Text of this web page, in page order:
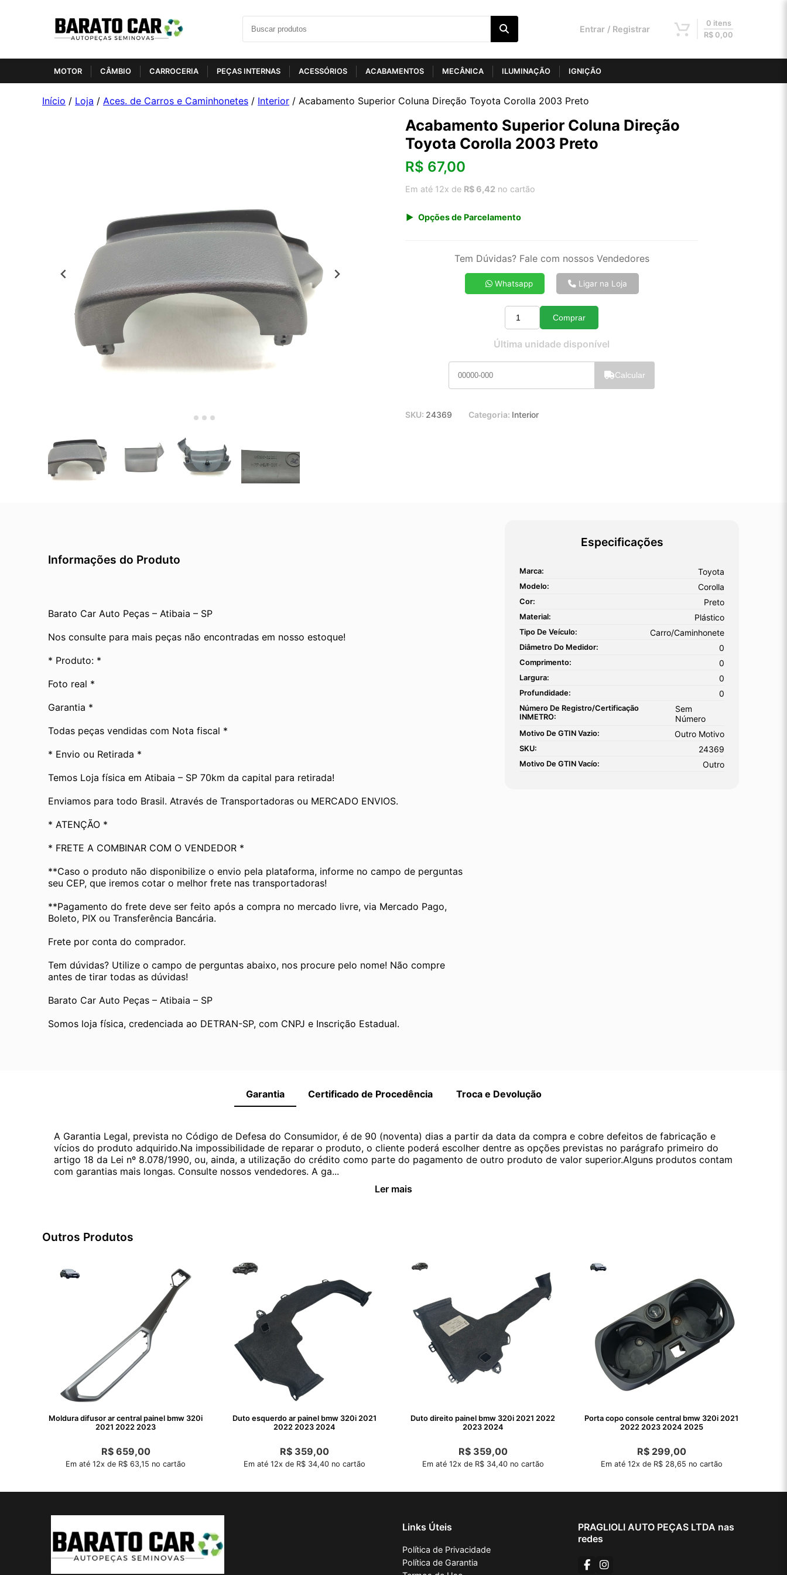
Entrar / Registrar
0 itens
R$ 0,00
MOTOR CÂMBIO CARROCERIA PEÇAS INTERNAS ACESSÓRIOS ACABAMENTOS MECÂNICA ILUMINAÇÃO IGNIÇÃO
Início / Loja / Aces. de Carros e Caminhonetes / Interior / Acabamento Superior Coluna Direção Toyota Corolla 2003 Preto
Acabamento Superior Coluna Direção
Toyota Corolla 2003 Preto
R$ 67,00
Em até 12x de R$ 6,42 no cartão
Opções de Parcelamento
8x de R$ 9,36
10x de R$ 7,59
12x de R$ 6,42
Tem Dúvidas? Fale com nossos Vendedores
Whatsapp Ligar na Loja
Quantidade
Comprar
Última unidade disponível
Calcular
SKU: 24369 Categoria: Interior
Informações do Produto
Barato Car Auto Peças – Atibaia – SP
Nos consulte para mais peças não encontradas em nosso estoque!
* Produto: *
Foto real *
Garantia *
Todas peças vendidas com Nota fiscal *
* Envio ou Retirada *
Temos Loja física em Atibaia – SP 70km da capital para retirada!
Enviamos para todo Brasil. Através de Transportadoras ou MERCADO ENVIOS.
* ATENÇÃO *
* FRETE A COMBINAR COM O VENDEDOR *
**Caso o produto não disponibilize o envio pela plataforma, informe no campo de perguntas
seu CEP, que iremos cotar o melhor frete nas transportadoras!
**Pagamento do frete deve ser feito após a compra no mercado livre, via Mercado Pago,
Boleto, PIX ou Transferência Bancária.
Frete por conta do comprador.
Tem dúvidas? Utilize o campo de perguntas abaixo, nos procure pelo nome! Não compre
antes de tirar todas as dúvidas!
Barato Car Auto Peças – Atibaia – SP
Somos loja física, credenciada ao DETRAN-SP, com CNPJ e Inscrição Estadual.
Especificações
Marca: Toyota
Modelo: Corolla
Cor: Preto
Material: Plástico
Tipo De Veículo: Carro/Caminhonete
Diâmetro Do Medidor: 0
Comprimento: 0
Largura: 0
Profundidade: 0
Número De Registro/certificação
INMETRO:
Sem
Número
Motivo De GTIN Vazio: Outro Motivo
SKU: 24369
Motivo De GTIN Vacío: Outro
Garantia Certificado de Procedência Troca e Devolução
A Garantia Legal, prevista no Código de Defesa do Consumidor, é de 90 (noventa) dias a partir da data da compra e cobre defeitos de fabricação e
vícios do produto adquirido.Na impossibilidade de reparar o produto, o cliente poderá escolher dentre as opções previstas no parágrafo primeiro do
artigo 18 da Lei nº 8.078/1990, ou, ainda, a utilização do crédito como parte do pagamento de outro produto de valor superior.Alguns produtos contam
com garantias mais longas. Consulte nossos vendedores. A ga...
Ler mais
Outros Produtos
Moldura difusor ar central painel bmw 320i
2021 2022 2023
R$659,00
Em até 12x de R$ 63,15 no cartão
Duto esquerdo ar painel bmw 320i 2021
2022 2023 2024
R$359,00
Em até 12x de R$ 34,40 no cartão
Duto direito painel bmw 320i 2021 2022
2023 2024
R$359,00
Em até 12x de R$ 34,40 no cartão
Porta copo console central bmw 320i 2021
2022 2023 2024 2025
R$299,00
Em até 12x de R$ 28,65 no cartão
Links Úteis
Política de Privacidade
Política de Garantia
PRAGLIOLI AUTO PEÇAS LTDA nas
redes